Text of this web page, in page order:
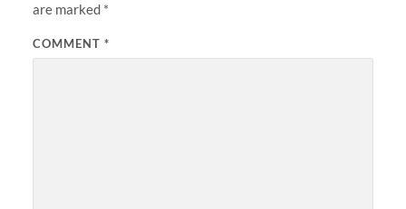
are marked *
COMMENT *